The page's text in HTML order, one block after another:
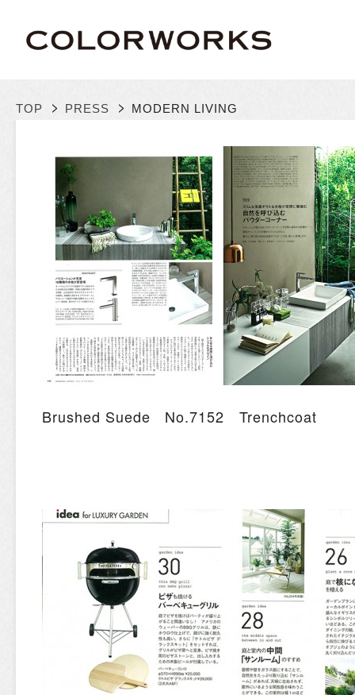
TOP > PRESS > MODERN LIVING
Brushed Suede No.7152 Trenchcoat